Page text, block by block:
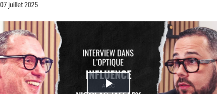
07 juillet 2025